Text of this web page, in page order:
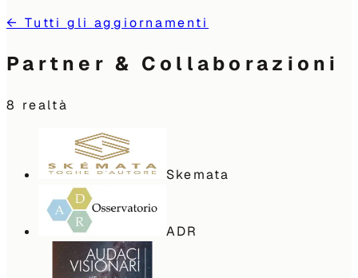
← Tutti gli aggiornamenti
Partner & Collaborazioni
8 realtà
Skemata
ADR